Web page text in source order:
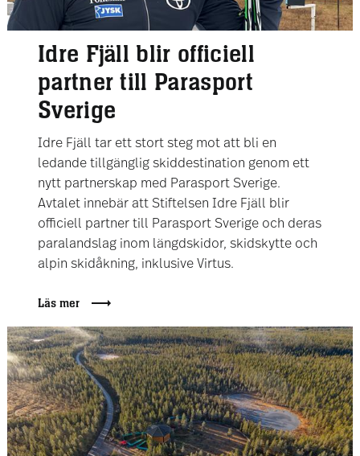
Idre Fjäll blir officiell
partner till Parasport
Sverige
Idre Fjäll tar ett stort steg mot att bli en
ledande tillgänglig skiddestination genom ett
nytt partnerskap med Parasport Sverige.
Avtalet innebär att Stiftelsen Idre Fjäll blir
officiell partner till Parasport Sverige och deras
paralandslag inom längdskidor, skidskytte och
alpin skidåkning, inklusive Virtus.
Läs mer